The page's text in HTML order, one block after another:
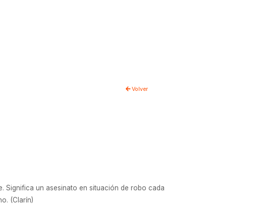
Volver
Significa un asesinato en situación de robo cada
(Clarín)